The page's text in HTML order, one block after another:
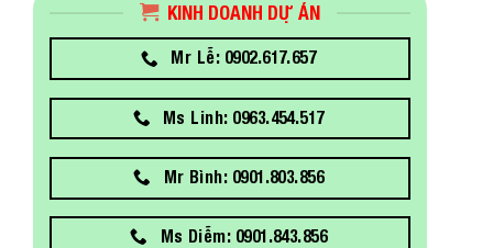
KINH DOANH DỰ ÁN
Mr Lễ: 0902.617.657
Ms Linh: 0963.454.517
Mr Bình: 0901.803.856
Ms Diễm: 0901.843.856